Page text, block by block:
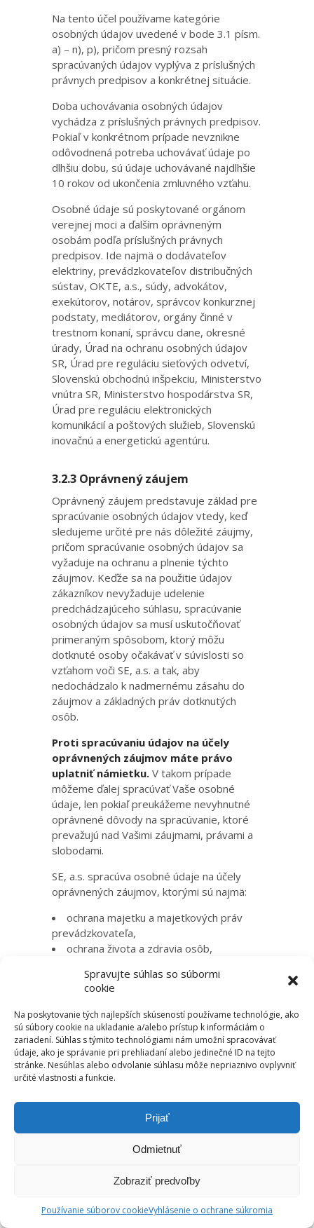
Spravujte súhlas so súbormi
cookie
Na poskytovanie tých najlepších skúseností používame technológie, ako
sú súbory cookie na ukladanie a/alebo prístup k informáciám o
zariadení. Súhlas s týmito technológiami nám umožní spracovávať
údaje, ako je správanie pri prehliadaní alebo jedinečné ID na tejto
stránke. Nesúhlas alebo odvolanie súhlasu môže nepriaznivo ovplyvniť
určité vlastnosti a funkcie.
Prijať
Odmietnuť
Zobraziť predvoľby
Používanie súborov cookieVyhlásenie o ochrane súkromia
Na tento účel používame kategórie
osobných údajov uvedené v bode 3.1 písm.
a) – n), p), pričom presný rozsah
spracúvaných údajov vyplýva z príslušných
právnych predpisov a konkrétnej situácie.
Doba uchovávania osobných údajov
vychádza z príslušných právnych predpisov.
Pokiaľ v konkrétnom prípade nevznikne
odôvodnená potreba uchovávať údaje po
dlhšiu dobu, sú údaje uchovávané najdlhšie
10 rokov od ukončenia zmluvného vzťahu.
Osobné údaje sú poskytované orgánom
verejnej moci a ďalším oprávneným
osobám podľa príslušných právnych
predpisov. Ide najmä o dodávateľov
elektriny, prevádzkovateľov distribučných
sústav, OKTE, a.s., súdy, advokátov,
exekútorov, notárov, správcov konkurznej
podstaty, mediátorov, orgány činné v
trestnom konaní, správcu dane, okresné
úrady, Úrad na ochranu osobných údajov
SR, Úrad pre reguláciu sieťových odvetví,
Slovenskú obchodnú inšpekciu, Ministerstvo
vnútra SR, Ministerstvo hospodárstva SR,
Úrad pre reguláciu elektronických
komunikácií a poštových služieb, Slovenskú
inovačnú a energetickú agentúru.
3.2.3 Oprávnený záujem
Oprávnený záujem predstavuje základ pre
spracúvanie osobných údajov vtedy, keď
sledujeme určité pre nás dôležité záujmy,
pričom spracúvanie osobných údajov sa
vyžaduje na ochranu a plnenie týchto
záujmov. Keďže sa na použitie údajov
zákazníkov nevyžaduje udelenie
predchádzajúceho súhlasu, spracúvanie
osobných údajov sa musí uskutočňovať
primeraným spôsobom, ktorý môžu
dotknuté osoby očakávať v súvislosti so
vzťahom voči SE, a.s. a tak, aby
nedochádzalo k nadmernému zásahu do
záujmov a základných práv dotknutých
osôb.
Proti spracúvaniu údajov na účely
oprávnených záujmov máte právo
uplatniť námietku. V takom prípade
môžeme ďalej spracúvať Vaše osobné
údaje, len pokiaľ preukážeme nevyhnutné
oprávnené dôvody na spracúvanie, ktoré
prevažujú nad Vašimi záujmami, právami a
slobodami.
SE, a.s. spracúva osobné údaje na účely
oprávnených záujmov, ktorými sú najmä:
ochrana majetku a majetkových práv
prevádzkovateľa,
ochrana života a zdravia osôb,
a zmluvných povinností,
plnenie zmluvných povinností
(vyplývajúcich zo zmlúv s inou ako
dotknutou osobou),
zabezpečenie a zvyšovanie kvality
služieb, starostlivosť o zákazníkov a
zvyšovanie ich spokojnosti,
budovanie značky a dobrej povesti.
oprávneného záujmu predovšetkým na
Evidencia žiadostí dotknutých osôb o
osobných údajov podľa bodu 3.1 písm. a) –